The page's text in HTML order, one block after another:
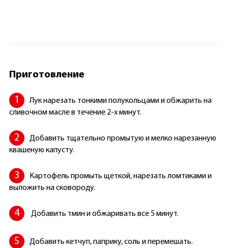
Приготовление
Лук нарезать тонкими полукольцами и обжарить на
сливочном масле в течение 2-х минут.
Добавить тщательно промытую и мелко нарезанную
квашеную капусту.
Картофель промыть щеткой, нарезать ломтиками и
выложить на сковороду.
Добавить тмин и обжаривать все 5 минут.
Добавить кетчуп, паприку, соль и перемешать.